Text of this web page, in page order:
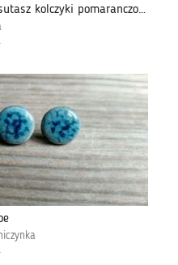
Soutache sutasz kolczyki pomaranczowe chwost